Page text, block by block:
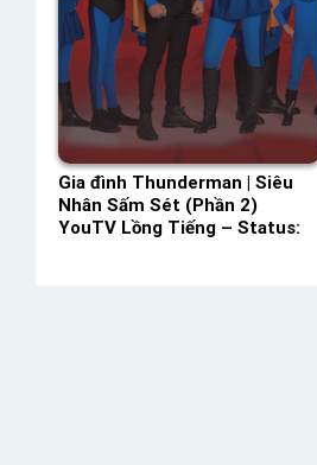
Gia đình Thunderman | Siêu
Nhân Sấm Sét (Phần 2)
YouTV Lồng Tiếng – Status: